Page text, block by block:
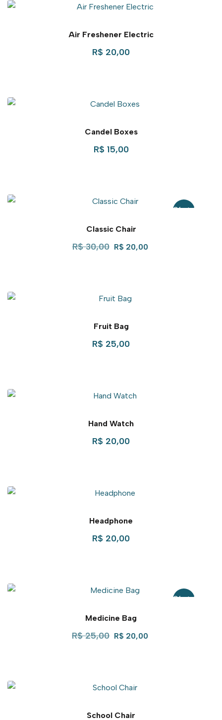
Air Freshener Electric
R$ 20,00
Candel Boxes
R$ 15,00
Oferta!
Classic Chair
R$30,00 R$ 20,00
Fruit Bag
R$ 25,00
Hand Watch
R$ 20,00
Headphone
R$ 20,00
Oferta!
Medicine Bag
R$25,00 R$ 20,00
School Chair